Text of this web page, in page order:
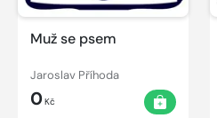
Muž se psem
Jaroslav Příhoda
0Kč